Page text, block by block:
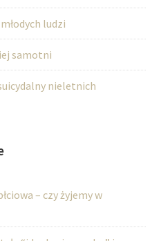
ludzi
samotni
nieletnich
– czy żyjemy w